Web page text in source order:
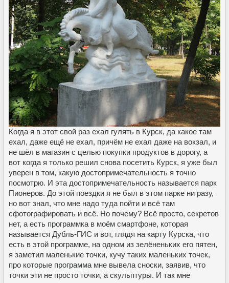
Когда я в этот свой раз ехал гулять в Курск, да какое там
ехал, даже ещё не ехал, причём не ехал даже на вокзал, и
не шёл в магазин с целью покупки продуктов в дорогу, а
вот когда я только решил снова посетить Курск, я уже был
уверен в том, какую достопримечательность я точно
посмотрю. И эта достопримечательность называется парк
Пионеров. До этой поездки я не был в этом парке ни разу,
но вот знал, что мне надо туда пойти и всё там
сфотографировать и всё. Но почему? Всё просто, секретов
нет, а есть программка в моём смартфоне, которая
называется Дубль-ГИС и вот, глядя на карту Курска, что
есть в этой программе, на одном из зелёненьких его пятен,
я заметил маленькие точки, кучу таких маленьких точек,
про которые программа мне вывела сноски, заявив, что
точки эти не просто точки, а скульптуры. И так мне